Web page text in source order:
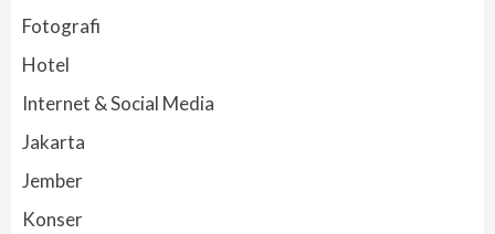
Fotografi
Hotel
Internet & Social Media
Jakarta
Jember
Konser